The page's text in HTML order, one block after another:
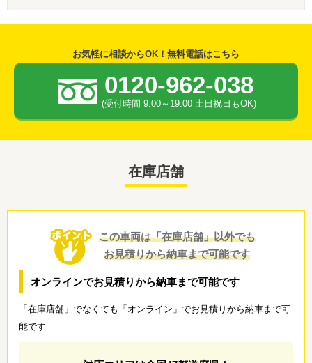
お気軽に相談からOK！無料電話はこちら
0120-962-038
(受付時間 9:00～19:00 土日祝日もOK)
在庫店舗
この車両は「在庫店舗」以外でも
お見積りから納車まで可能です
オンラインでお見積りから納車まで可能です
「在庫店舗」でなくても「オンライン」でお見積りから納車まで可
能です